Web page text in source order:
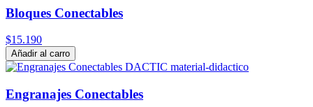
Bloques Conectables
$15.190
Añadir al carro
Engranajes Conectables